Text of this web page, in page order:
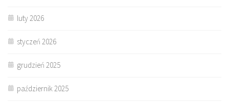
luty 2026
styczeń 2026
grudzień 2025
październik 2025